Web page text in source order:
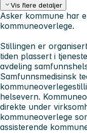
Vis flere detaljer
Asker kommune har
kommuneoverlege.
Stillingen er
tiden plassert i
avdeling
Samfunnsmedisinsk
helsevern.
direkte under
kommuneoverlege
assisterende